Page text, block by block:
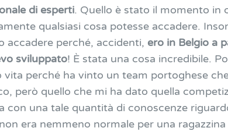
di esperti. Quello è stato il momento in
qualsiasi cosa potesse accadere.
accadere perché, accidenti, ero in Belgio a
sviluppato! È stata una cosa incredibile.
vita perché ha vinto un team portoghese
però quello che mi ha dato quella
con una tale quantità di conoscenze
era nemmeno normale per una